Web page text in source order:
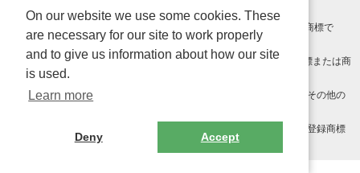
クです。
Android、Google Play および Google Play ロゴ は Google LLC の商標で
す。
Windows は Microsoft Inc.の米国およびその他の国における登録商標または商
標です。
Adobe、Adobe Reader、Adobe PDF は、Adobe Inc.の米国およびその他の
その他、記載されている会社名、商品名、ロゴは各社の商標または登録商標
On our website we use some cookies. These
are necessary for our site to work properly
and to give us information about how our site
is used.
Learn more
Deny Accept